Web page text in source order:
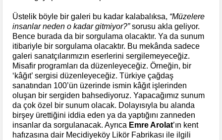
Üstelik böyle bir galeri bu kadar kalabalıksa, “Müzelere
insanlar neden o kadar gitmiyor?”sorusu akla geliyor.
Bence burada da bir sorgulama olacaktır. Ya da sunum
itibariyle bir sorgulama olacaktır. Bu mekânda sadece
galeri sanatçılarımızın eserlerini sergilemeyeceğiz.
Misafir programları da düzenleyeceğiz. Örneğin, bir
‘kâğıt’ sergisi düzenleyeceğiz. Türkiye çağdaş
sanatından 100’ün üzerinde ismin kâğıt işlerinden
oluşan bir sergiden bahsediyoruz. Yapacağımız sunum
da çok özel bir sunum olacak. Dolayısıyla bu alanda
birşey ürettiğini iddia eden ya da yaptığını zanneden
insanlar da sorgulanacak. Ayrıca Emre Arolat’ın kent
hafızasına dair Mecidiyeköy Likör Fabrikası ile ilgili